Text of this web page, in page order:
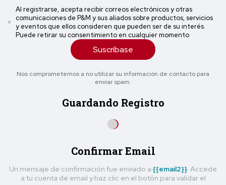
Al registrarse, acepta recibir correos electrónicos y otras
comunicaciones de P&M y sus aliados sobre productos, servicios
y eventos que ellos consideren que pueden ser de su interés.
Puede retirar su consentimiento en cualquier momento
Suscríbase
Nos comprometemos a no utilizar su información de contacto para
enviar spam.
Guardando Registro
Confirmar Email
Un mensaje de confirmación fue enviado a {{email2}} . Accede
a tu cuenta de email y haz clic en el botón para validar el